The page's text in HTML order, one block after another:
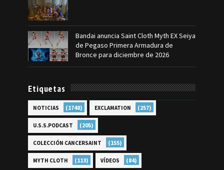
Bandai anuncia Saint Cloth Myth EX Seiya
de Pegaso Primera Armadura de
Bronce para diciembre de 2026
Etiquetas
NOTICIAS (1748) EXCLAMATION (257)
U.S.S.PODCAST (205)
COLECCIÓN CANCERSAINT (155)
MYTH CLOTH (113) VÍDEOS (84)